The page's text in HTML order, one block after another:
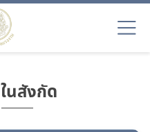
ในสังกัด